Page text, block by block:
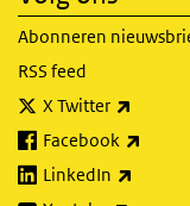
Abonneren
RSS feed
X Twitter
Facebook
LinkedIn